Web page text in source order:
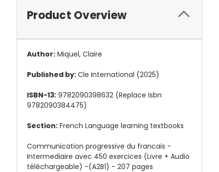
Product Overview
Author: Miquel, Claire
Published by:Cle International (2025)
ISBN-13: 9782090398632 (Replace Isbn
9782090384475)
Section: French Language learning textbooks
Communication progressive du francais -
Intermediaire avec 450 exercices (Livre + Audio
téléchargeable) -(A2B1) - 207 pages